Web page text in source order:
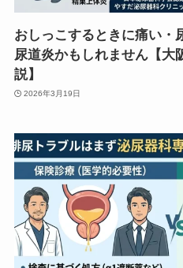
おしっこするときに痛い・
尿道炎かもしれません【大
説】
2026年3月19日